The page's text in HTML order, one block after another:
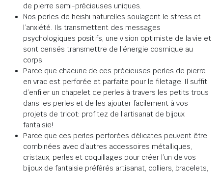
de pierre semi-précieuses uniques.
Nos perles de heishi naturelles soulagent le stress et
l’anxiété. Ils transmettent des messages
psychologiques positifs, une vision optimiste de la vie et
sont censés transmettre de l’énergie cosmique au
corps.
Parce que chacune de ces précieuses perles de pierre
en vrac est perforée et parfaite pour le filetage. Il suffit
d’enfiler un chapelet de perles à travers les petits trous
dans les perles et de les ajouter facilement à vos
projets de tricot: profitez de l’artisanat de bijoux
fantaisie!
Parce que ces perles perforées délicates peuvent être
combinées avec d’autres accessoires métalliques,
cristaux, perles et coquillages pour créer l’un de vos
bijoux de fantaisie préférés artisanat, colliers, bracelets,